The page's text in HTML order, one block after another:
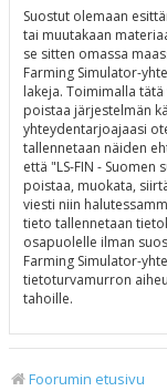
Suostut olemaan
tai muutakaan
se sitten omassa
Farming Simulator-
lakeja. Toimimalla
poistaa järjestelmän
yhteydentarjoajaasi
tallennetaan näiden
että "LS-FIN -
poistaa, muokata,
viesti niin
tieto tallennetaan
osapuolelle ilman
Farming Simulator-
tietoturvamurron
tahoille.
Foorumin etusivu